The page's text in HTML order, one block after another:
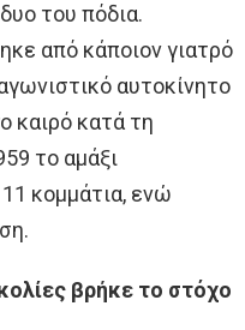
του πόδια.
από κάποιον γιατρό
αυτοκίνητο
καιρό κατά τη
το αμάξι
κομμάτια, ενώ
βρήκε το στόχο